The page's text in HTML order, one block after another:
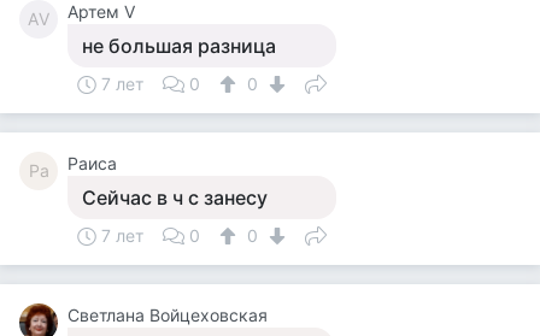
АV Артем V
не большая разница
7 лет 0 0
Ра Раиса
Сейчас в ч с занесу
7 лет 0 0
Светлана Войцеховская